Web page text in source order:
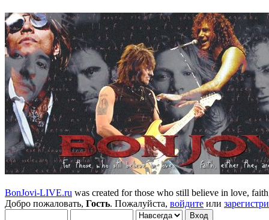
BonJovi-LIVE.ru was created for those who still believe in love,
Добро пожаловать, Гость. Пожалуйста, войдите или